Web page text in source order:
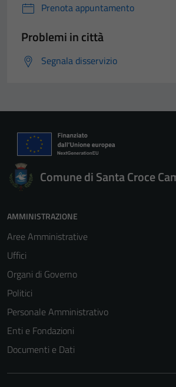
Prenota appuntamento
Problemi in città
Segnala disservizio
Comune di Santa Croce
AMMINISTRAZIONE
Aree Amministrative
Uffici
Organi di Governo
Politici
Personale Amministrativo
Enti e Fondazioni
Documenti e Dati